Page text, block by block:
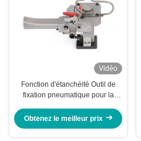
Vidéo
Fonction d'étanchéité Outil de
fixation pneumatique pour la
avec temps de soudage réglable
Obtenez le meilleur prix